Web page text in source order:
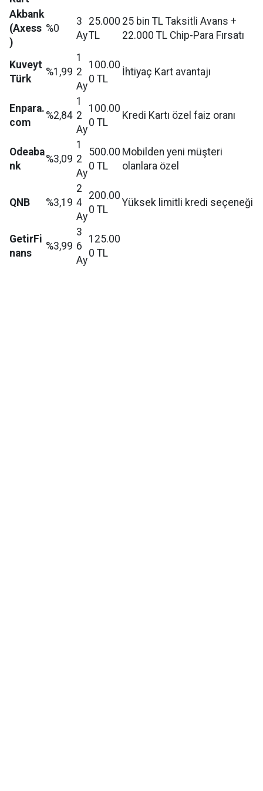
Akbank
(Axess
)
%0
3
Ay
25.000
TL
25 bin TL Taksitli Avans +
22.000 TL Chip-Para Fırsatı
Kuveyt
Türk
%1,99
1
2
Ay
100.00
0 TL
İhtiyaç Kart avantajı
Enpara.
com
%2,84
1
2
Ay
100.00
0 TL
Kredi Kartı özel faiz oranı
Odeaba
nk
%3,09
1
2
Ay
500.00
0 TL
Mobilden yeni müşteri
olanlara özel
QNB %3,19
2
4
Ay
200.00
0 TL
Yüksek limitli kredi seçeneği
GetirFi
nans
%3,99
3
6
Ay
125.00
0 TL